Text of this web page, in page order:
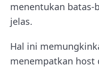
menentukan batas-
jelas.
Hal ini
menempatkan host